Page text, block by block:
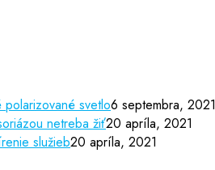
polarizované svetlo6 septembra, 2021
netreba žiť20 apríla, 2021
služieb20 apríla, 2021